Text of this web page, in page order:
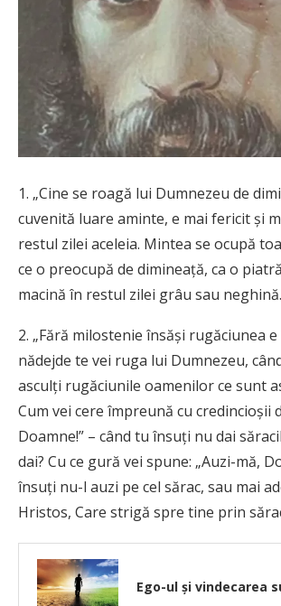
1. „Cine se roagă lui Dumnezeu de
cuvenită luare aminte, e mai fericit şi
restul zilei aceleia. Mintea se ocupă
ce o preocupă de dimineaţă, ca o
macină în restul zilei grâu sau
2. „Fără milostenie însăşi rugăciunea
nădejde te vei ruga lui Dumnezeu,
asculţi rugăciunile oamenilor ce sunt
Cum vei cere împreună cu credincioşii
Doamne!” – când tu însuţi nu dai
dai? Cu ce gură vei spune: „Auzi-mă,
însuţi nu-l auzi pe cel sărac, sau mai
Hristos, Care strigă spre tine prin
Ego-ul și vindecarea